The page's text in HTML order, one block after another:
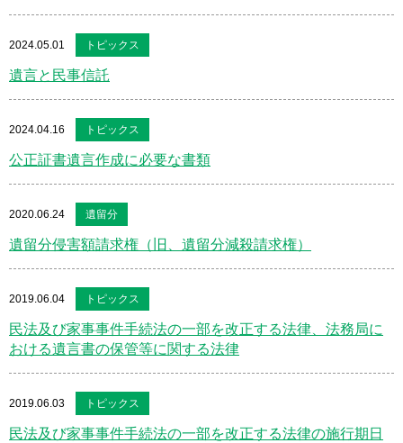
2024.05.01 トピックス
遺言と民事信託
2024.04.16 トピックス
公正証書遺言作成に必要な書類
2020.06.24 遺留分
遺留分侵害額請求権（旧、遺留分減殺請求権）
2019.06.04 トピックス
民法及び家事事件手続法の一部を改正する法律、法務局に
おける遺言書の保管等に関する法律
2019.06.03 トピックス
民法及び家事事件手続法の一部を改正する法律の施行期日